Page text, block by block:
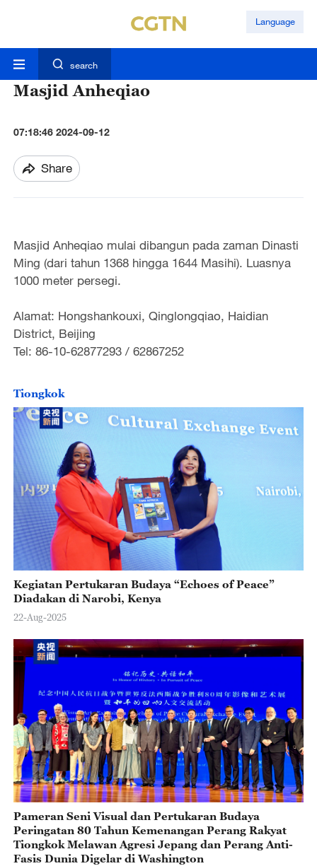
Language
search
Masjid Anheqiao
07:18:46 2024-09-12
Share
Masjid Anheqiao mulai dibangun pada zaman Dinasti
Ming (dari tahun 1368 hingga 1644 Masihi). Luasnya
1000 meter persegi.
Alamat: Hongshankouxi, Qinglongqiao, Haidian
District, Beijing
Tel: 86-10-62877293 / 62867252
Tiongkok
Kegiatan Pertukaran Budaya “Echoes of Peace”
Diadakan di Narobi, Kenya
22-Aug-2025
Pameran Seni Visual dan Pertukaran Budaya
Peringatan 80 Tahun Kemenangan Perang Rakyat
Tiongkok Melawan Agresi Jepang dan Perang Anti-
Fasis Dunia Digelar di Washington